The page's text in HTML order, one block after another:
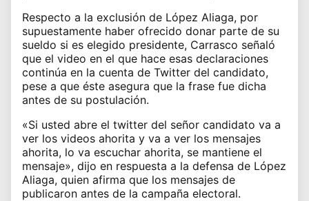
Respecto a la exclusión de López Aliaga, por
supuestamente haber ofrecido donar parte de su
sueldo si es elegido presidente, Carrasco señaló
que el video en el que hace esas declaraciones
continúa en la cuenta de Twitter del candidato,
pese a que éste asegura que la frase fue dicha
antes de su postulación.
«Si usted abre el twitter del señor candidato va a
ver los videos ahorita y va a ver los mensajes
ahorita, lo va escuchar ahorita, se mantiene el
mensaje», dijo en respuesta a la defensa de López
Aliaga, quien afirma que los mensajes de
publicaron antes de la campaña electoral.